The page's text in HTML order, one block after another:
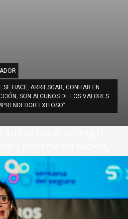
SE HACE, ARRIESGAR, CONFIAR EN
SON ALGUNOS DE LOS VALORES
EXITOSO”
necesarios para
exitoso”